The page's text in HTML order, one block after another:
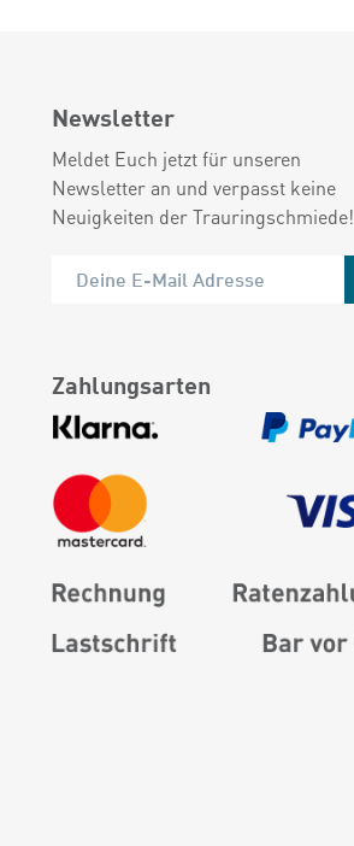
Newsletter
Meldet Euch jetzt für unseren
Newsletter an und verpasst keine
Neuigkeiten der Trauringschmiede!
Zahlungsarten